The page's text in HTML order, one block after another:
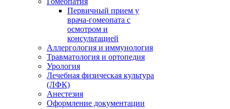
Первичный прием у
врача-гомеопата с
осмотром и
консультацией
Аллергология и иммунология
Травматология и ортопедия
Урология
Лечебная физическая культура
(ЛФК)
Анестезия
Оформление документации